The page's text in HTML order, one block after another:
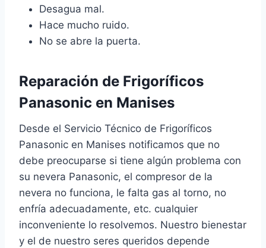
Desagua mal.
Hace mucho ruido.
No se abre la puerta.
Reparación de Frigoríficos
Panasonic en Manises
Desde el Servicio Técnico de Frigoríficos
Panasonic en Manises notificamos que no
debe preocuparse si tiene algún problema con
su nevera Panasonic, el compresor de la
nevera no funciona, le falta gas al torno, no
enfría adecuadamente, etc. cualquier
inconveniente lo resolvemos. Nuestro bienestar
y el de nuestro seres queridos depende